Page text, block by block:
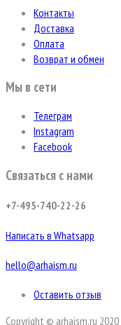
Контакты
Доставка
Оплата
Возврат и обмен
Мы в сети
Телеграм
Instagram
Facebook
Связаться с нами
+7-495-740-22-26
Написать в Whatsapp
hello@arhaism.ru
Оставить отзыв
Copyright © arhaism.ru 2020